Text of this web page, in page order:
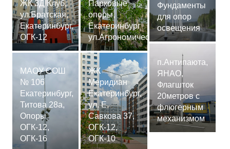
ЖК 3Д Клуб,
ул.Братская,
Екатеринбург,
ОГК-12
МАОУ СОШ
№ 106
Екатеринбург,
Титова 28а,
Опоры
ОГК-12,
ОГК-16
Парковые
опоры,
Екатеринбург
ул.Агрономическая
ЖК
Меридиан
Екатеринбург,
ул. Е.
Савкова 37,
ОГК-12,
ОГК-10
Сваи
СМ-7,75м,
Фундаменты
для опор
освещения
п.Антипаюта,
ЯНАО,
Флагшток
20метров с
флюгерным
механизмом